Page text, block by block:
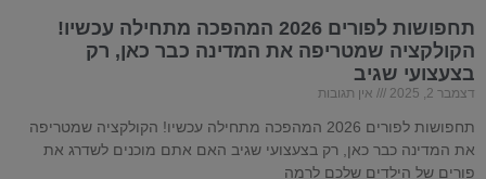
תחפושות לפורים 2026 המהפכה מתחילה עכשיו!
הקולקציה שמטריפה את המדינה כבר כאן, רק
בצעצועי שגיב
דצמבר 2, 2025 אין תגובות
תחפושות לפורים 2026 המהפכה מתחילה עכשיו! הקולקציה שמטריפה
את המדינה כבר כאן, רק בצעצועי שגיב האם אתם מוכנים לשדרג את
פורים של הילדים שלכם לרמה